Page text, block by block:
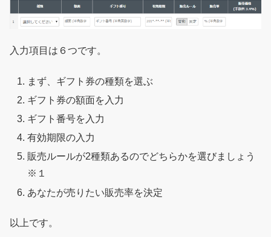
入力項目は６つです。
まず、ギフト券の種類を選ぶ
ギフト券の額面を入力
ギフト番号を入力
有効期限の入力
販売ルールが2種類あるのでどちらかを選びましょう
※１
あなたが売りたい販売率を決定
以上です。